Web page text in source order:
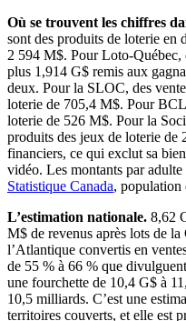
Où se trouvent les chiffres
sont des produits de loterie en
2 594 M$. Pour Loto-Québec,
plus 1,914 G$ remis aux
deux. Pour la SLOC, des
loterie de 705,4 M$. Pour
loterie de 526 M$. Pour la
produits des jeux de loterie de
financiers, ce qui exclut sa
vidéo. Les montants par
Statistique Canada (s'ouvre
, population
L’estimation nationale. 8,62
M$ de revenus après lots de
l’Atlantique convertis en
de 55 % à 66 % que
une fourchette de 10,4 G$ à
10,5 milliards. C’est une
territoires couverts, et elle est